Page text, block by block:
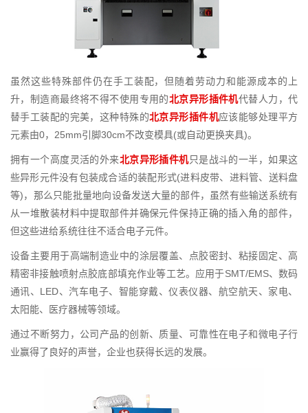
虽然这些特殊部件仍在手工装配，但随着劳动力和能源成本的上
升，制造商最终将不得不使用专用的北京异形插件机代替人力，代
替手工装配的完美，这种特殊的北京异形插件机应该能够处理平方
元素由0，25mm引脚30cm不改变模具(或自动更换夹具)。
拥有一个高度灵活的外来北京异形插件机只是战斗的一半，如果这
些异形元件没有包装成合适的装配形式(进料皮带、进料管、送料盘
等)，那么只能批量地向设备发送大量的部件，虽然有些输送系统有
从一堆散装材料中提取部件并确保元件保持正确的插入角的部件，
但这些进给系统往往不适合电子元件。
设备主要用于高端制造业中的涂层覆盖、点胶密封、粘接固定、高
精密非接触喷射点胶底部填充作业等工艺。应用于SMT/EMS、数码
通讯、LED、汽车电子、智能穿戴、仪表仪器、航空航天、家电、
太阳能、医疗器械等领域。
通过不断努力，公司产品的创新、质量、可靠性在电子和微电子行
业赢得了良好的声誉，企业也获得长远的发展。